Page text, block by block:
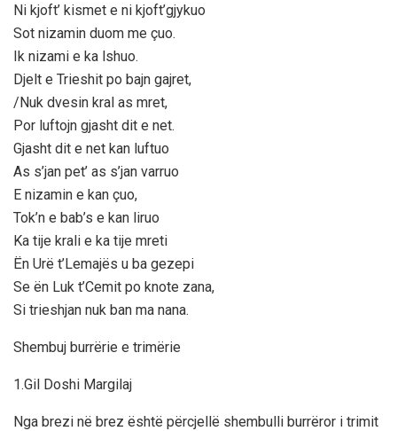
Ni kjoft’ kismet e ni kjoft’gjykuo
Sot nizamin duom me çuo.
Ik nizami e ka lshuo.
Djelt e Trieshit po bajn gajret,
/Nuk dvesin kral as mret,
Por luftojn gjasht dit e net.
Gjasht dit e net kan luftuo
As s’jan pet’ as s’jan varruo
E nizamin e kan çuo,
Tok’n e bab’s e kan liruo
Ka tije krali e ka tije mreti
Ën Urë t’Lemajës u ba gezepi
Se ën Luk t’Cemit po knote zana,
Si trieshjan nuk ban ma nana.
Shembuj burrërie e trimërie
1.Gil Doshi Margilaj
Nga brezi në brez është përcjellë shembulli burrëror i trimit